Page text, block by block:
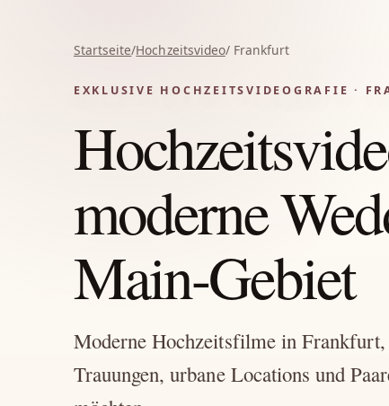
Startseite/Hochzeitsvideo/ Frankfurt
EXKLUSIVE HOCHZEITSVIDEOGRAFIE ·
moderne
Main-Gebiet
Moderne Hochzeitsfilme in
Trauungen, urbane Locations und